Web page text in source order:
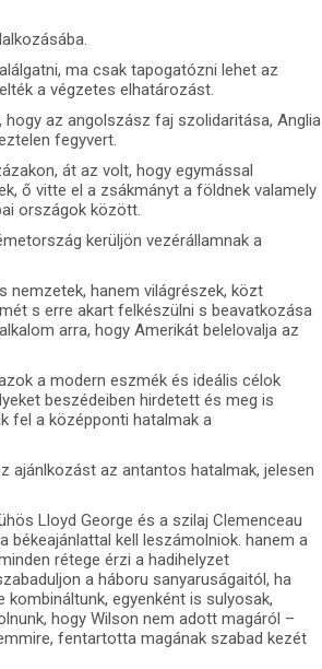
ma csak tapogatózni lehet az
a végzetes elhatározást.
az angolszász faj szolidaritása, Anglia
fegyvert.
át az volt, hogy egymással
ő vitte el a zsákmányt a földnek valamely
országok között.
kerüljön vezérállamnak a
nemzetek, hanem világrészek, közt
s erre akart felkészülni s beavatkozása
arra, hogy Amerikát belelovalja az
a modern eszmék és ideális célok
beszédeiben hirdetett és meg is
fel a középponti hatalmak a
ajánlkozást az antantos hatalmak, jelesen
Lloyd George és a szilaj Clemenceau
békeajánlattal kell leszámolniok. hanem a
rétege érzi a hadihelyzet
a háboru sanyaruságaitól, ha
egyenként is sulyosak,
hogy Wilson nem adott magáról –
fentartotta magának szabad kezét